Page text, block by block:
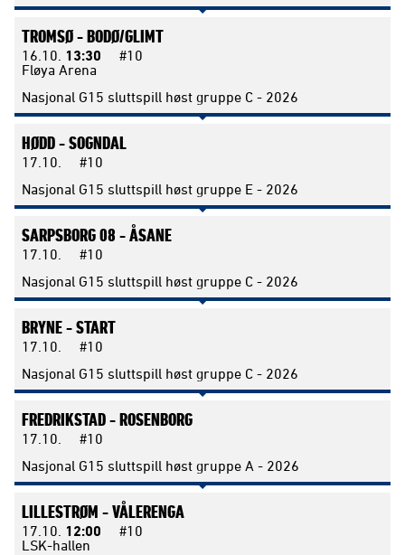
TROMSØ -BODØ/GLIMT
16.10. 13:30
#10
Fløya Arena
Nasjonal G15 sluttspill høst gruppe C - 2026
HØDD -SOGNDAL
17.10.
#10
Nasjonal G15 sluttspill høst gruppe E - 2026
SARPSBORG 08 -ÅSANE
17.10.
#10
Nasjonal G15 sluttspill høst gruppe C - 2026
BRYNE -START
17.10.
#10
Nasjonal G15 sluttspill høst gruppe C - 2026
FREDRIKSTAD -ROSENBORG
17.10.
#10
Nasjonal G15 sluttspill høst gruppe A - 2026
LILLESTRØM -VÅLERENGA
17.10. 12:00
#10
LSK-hallen